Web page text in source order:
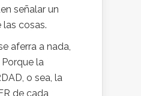
señalar un
cosas.
aferra a nada,
la
o sea, la
de cada